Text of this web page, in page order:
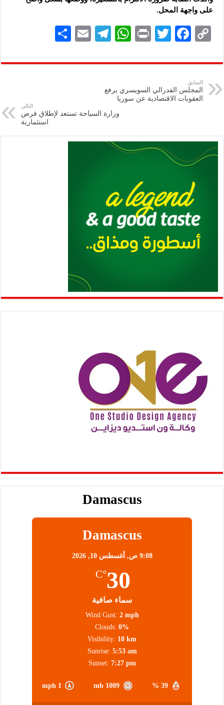
على واجهة المحل.
C
p
y
Li
F
eb
k
T
tt
P
nt
W
at
A
p
Te
gr
E
ai
ar
السابق
المجلس الفدرالي السويسري يرفع
العقوبات الاقتصادية عن سوريا
التالي
وزارة السياحة تستعد لإطلاق فرص
استثمارية
Damascus
Damascus
9:08 ص, أغسطس 10, 2026
30
°C
سماء صافية
39 %
1009 mb
1 mph
Wind Gust: 2 mph
Clouds: 0%
Visibility: 10 km
Sunrise: 5:53 am
Sunset: 7:27 pm